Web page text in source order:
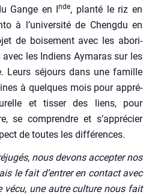
Gange en Inde, plan­té le riz en
à l’université de Cheng­du en
de boi­se­ment avec les abo­ri­
les Indiens Ayma­ras sur les
Leurs séjours dans une famille
à quelques mois pour appré­
et tis­ser des liens, pour
se com­prendre et s’apprécier
de toutes les dif­fé­rences.
nous devons accep­ter nos
le fait d’entrer en contact avec
vécu, une autre culture nous fait